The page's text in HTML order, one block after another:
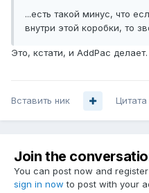
...есть такой минус, что
внутри этой коробки, то
Это, кстати, и AddPac делает.
Вставить ник Цитата
Join the
You can post now and
sign in now to post with your